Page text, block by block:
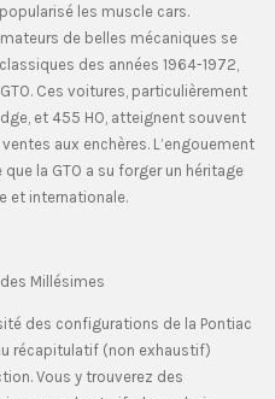
les muscle cars.
de belles mécaniques se
des années 1964-1972,
Ces voitures, particulièrement
et 455 HO, atteignent souvent
aux enchères. L’engouement
que la GTO a su forger un héritage
et internationale.
Millésimes
des configurations de la Pontiac
récapitulatif (non exhaustif)
Vous y trouverez des